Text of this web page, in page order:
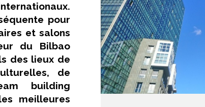
pour
et salons
du Bilbao
des lieux de
de
building
meilleures